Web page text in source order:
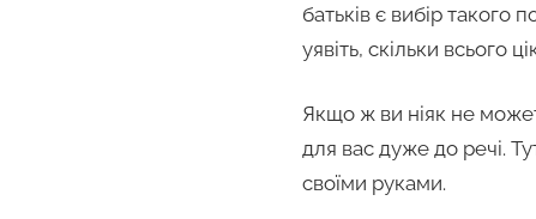
батьків є вибір такого
уявіть, скільки всього
Якщо ж ви ніяк не
для вас дуже до речі.
своїми руками.